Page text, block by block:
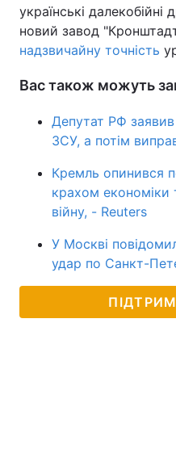
українські далекобійні
новий завод
надзвичайну точність
Вас також можуть
Депутат РФ заявив
ЗСУ, а потім
Кремль опинився
крахом економіки
війну, - Reuters
У Москві
удар по Санкт-